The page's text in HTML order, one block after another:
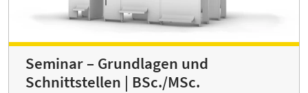
Seminar – Grundlagen und
Schnittstellen | BSc./MSc.